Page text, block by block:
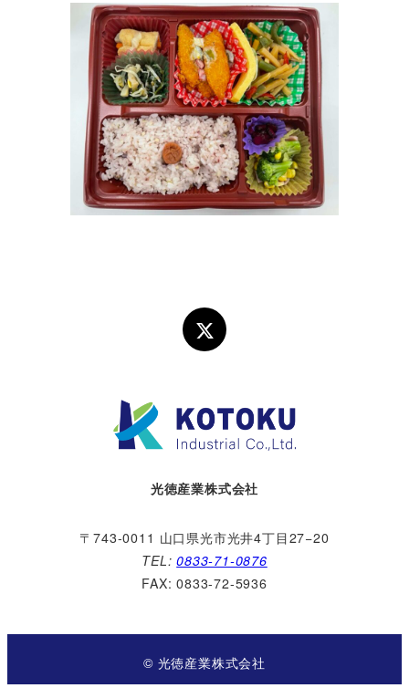
光徳産業株式会社
〒743-0011 山口県光市光井4丁目27−20
TEL:0833-71-0876
FAX: 0833-72-5936
© 光徳産業株式会社